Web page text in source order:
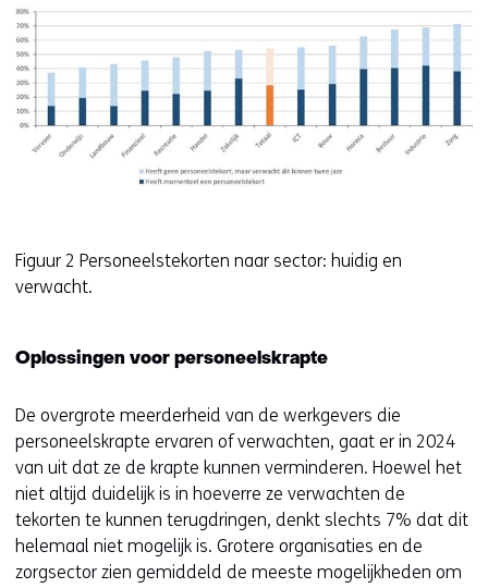
Figuur 2 Personeelstekorten naar sector: huidig en
verwacht.
Oplossingen voor personeelskrapte
De overgrote meerderheid van de werkgevers die
personeelskrapte ervaren of verwachten, gaat er in 2024
van uit dat ze de krapte kunnen verminderen. Hoewel het
niet altijd duidelijk is in hoeverre ze verwachten de
tekorten te kunnen terugdringen, denkt slechts 7% dat dit
helemaal niet mogelijk is. Grotere organisaties en de
zorgsector zien gemiddeld de meeste mogelijkheden om